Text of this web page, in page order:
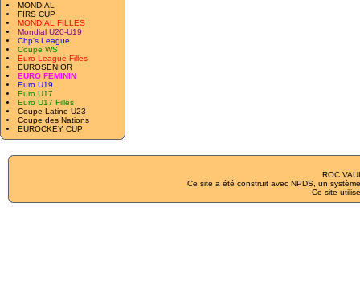
MONDIAL
FIRS CUP
MONDIAL FILLES
Mondial U20-U19
Chp's League
Coupe WS
Euro League Filles
EUROSENIOR
EURO FEMININ
Euro U19
Euro U17
Euro U17 Filles
Coupe Latine U23
Coupe des Nations
EUROCKEY CUP
ROC
Ce site a été construit avec NPDS , un
Ce site